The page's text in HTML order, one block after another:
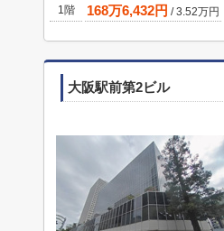
1階
168万6,432円 /3.52万円
大阪駅前第2ビル